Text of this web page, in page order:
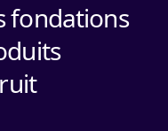
fondations